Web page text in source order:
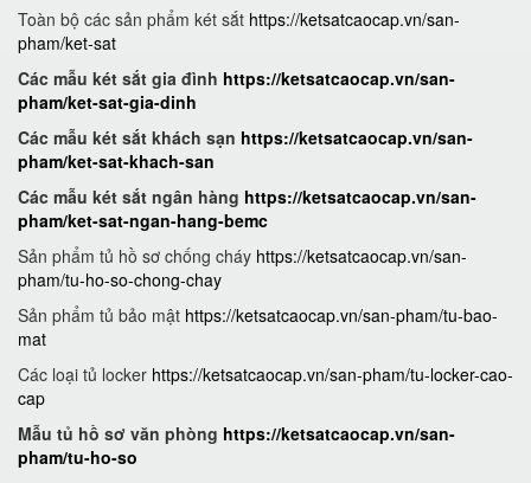
Toàn bộ các sản phẩm két sắt https://ketsatcaocap.vn/san-
pham/ket-sat
Các mẫu két sắt gia đình https://ketsatcaocap.vn/san-
pham/ket-sat-gia-dinh
Các mẫu két sắt khách sạn https://ketsatcaocap.vn/san-
pham/ket-sat-khach-san
Các mẫu két sắt ngân hàng https://ketsatcaocap.vn/san-
pham/ket-sat-ngan-hang-bemc
Sản phẩm tủ hồ sơ chống cháy https://ketsatcaocap.vn/san-
pham/tu-ho-so-chong-chay
Sản phẩm tủ bảo mật https://ketsatcaocap.vn/san-pham/tu-bao-
mat
Các loại tủ locker https://ketsatcaocap.vn/san-pham/tu-locker-cao-
cap
Mẫu tủ hồ sơ văn phòng https://ketsatcaocap.vn/san-
pham/tu-ho-so